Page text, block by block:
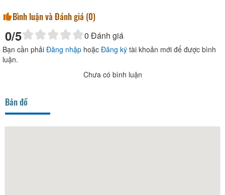
Bình luận và Đánh giá (0)
0/5 0 Đánh giá
Bạn cần phải Đăng nhập hoặc Đăng ký tài khoản mới để được bình
luận.
Chưa có bình luận
Bản đồ